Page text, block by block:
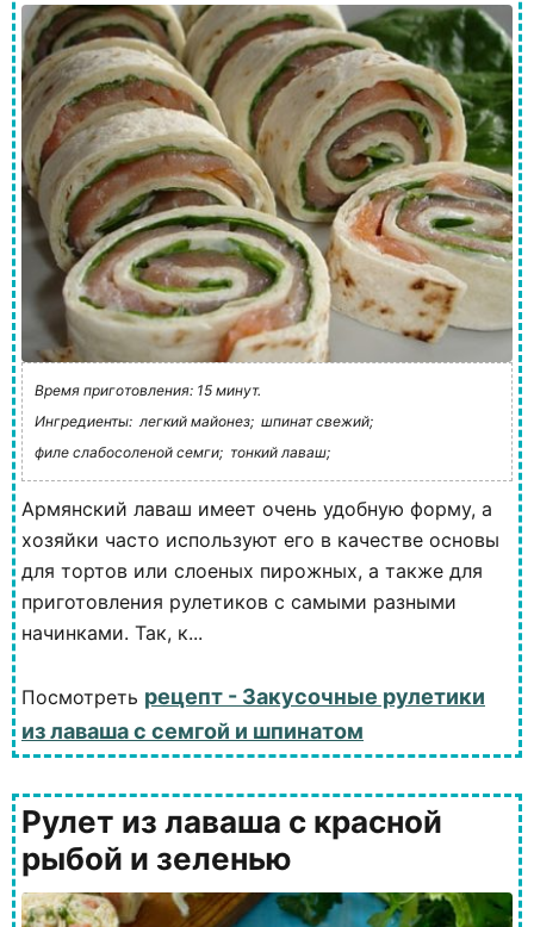
Время приготовления: 15 минут.
Ингредиенты: легкий майонез; шпинат свежий;
филе слабосоленой семги; тонкий лаваш;
Армянский лаваш имеет очень удобную форму, а
хозяйки часто используют его в качестве основы
для тортов или слоеных пирожных, а также для
приготовления рулетиков с самыми разными
начинками. Так, к...
Посмотреть рецепт - Закусочные рулетики
из лаваша с семгой и шпинатом
Рулет из лаваша с красной
рыбой и зеленью